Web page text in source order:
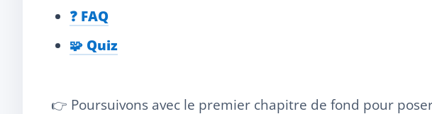
❓ FAQ
🧩 Quiz
👉 Poursuivons avec le premier chapitre de fond pour